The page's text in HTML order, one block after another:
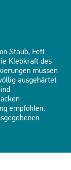
Staub, Fett
Klebkraft des
müssen
ausgehärtet
empfohlen.